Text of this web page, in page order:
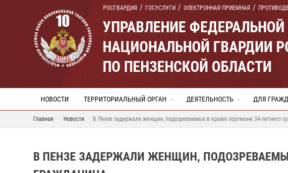
РОСГВАРДИЯ ГОСУСЛУГИ ЭЛЕКТРОННАЯ ПРИЕМНАЯ
УПРАВЛЕНИЕ
НАЦИОНАЛЬНОЙ ГВАРДИИ
ПО ПЕНЗЕНСКОЙ ОБЛАСТИ
НОВОСТИ ТЕРРИТОРИАЛЬНЫЙ ОРГАН ДЕЯТЕЛЬНОСТЬ ДЛЯ
Главная Новости В Пензе задержали женщин, подозреваемых в краже портмоне 34-летнего
В ПЕНЗЕ ЗАДЕРЖАЛИ ЖЕНЩИН,